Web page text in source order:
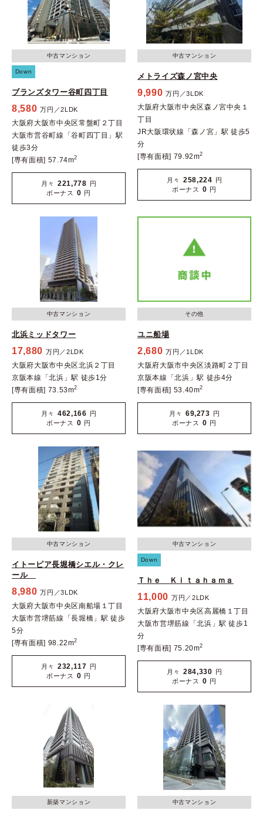
中古マンション
Down
ブランズタワー谷町四丁目
8,580 万円／2LDK
大阪府大阪市中央区常盤町２丁目
大阪市営谷町線「谷町四丁目」駅
徒歩3分
[専有面積] 57.74m2
月々 221,778 円
ボーナス
0 円
中古マンション
メトライズ森ノ宮中央
9,990 万円／3LDK
大阪府大阪市中央区森ノ宮中央１
丁目
JR大阪環状線「森ノ宮」駅 徒歩5
分
[専有面積] 79.92m2
月々 258,224 円
ボーナス
0 円
中古マンション
北浜ミッドタワー
17,880 万円／2LDK
大阪府大阪市中央区北浜２丁目
京阪本線「北浜」駅 徒歩1分
[専有面積] 73.53m2
月々 462,166 円
ボーナス
0 円
その他
ユニ船場
2,680 万円／1LDK
大阪府大阪市中央区淡路町２丁目
京阪本線「北浜」駅 徒歩4分
[専有面積] 53.40m2
月々 69,273 円
ボーナス
0 円
中古マンション
イトーピア長堀橋シエル・クレ
ール
8,980 万円／3LDK
大阪府大阪市中央区南船場１丁目
大阪市営堺筋線「長堀橋」駅 徒歩
5分
[専有面積] 98.22m2
月々 232,117 円
ボーナス
0 円
中古マンション
Down
Ｔｈｅ Ｋｉｔａｈａｍａ
11,000 万円／2LDK
大阪府大阪市中央区高麗橋１丁目
大阪市営堺筋線「北浜」駅 徒歩1
分
[専有面積] 75.20m2
月々 284,330 円
ボーナス
0 円
新築マンション 中古マンション